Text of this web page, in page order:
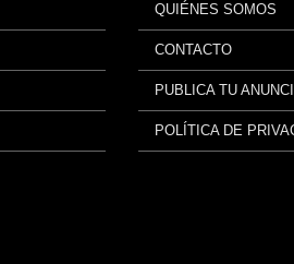
QUIÉNES SOMOS
CONTACTO
PUBLICA TU
POLÍTICA DE